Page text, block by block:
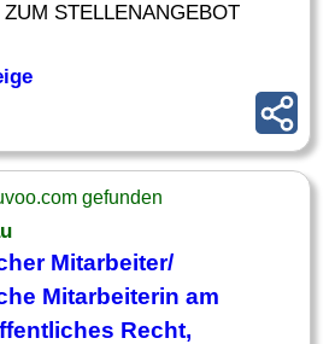
STELLENANGEBOT
gefunden
Mitarbeiter/
Mitarbeiterin am
Recht,